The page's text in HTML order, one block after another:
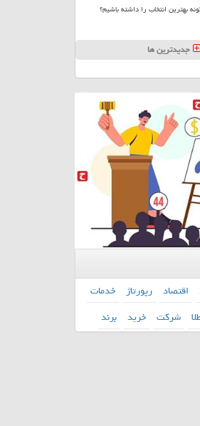
بهترین انتخاب را داشته باشیم؟
جدیدترین ها
اقتصاد رپورتاژ خدمات
شركت خرید برند